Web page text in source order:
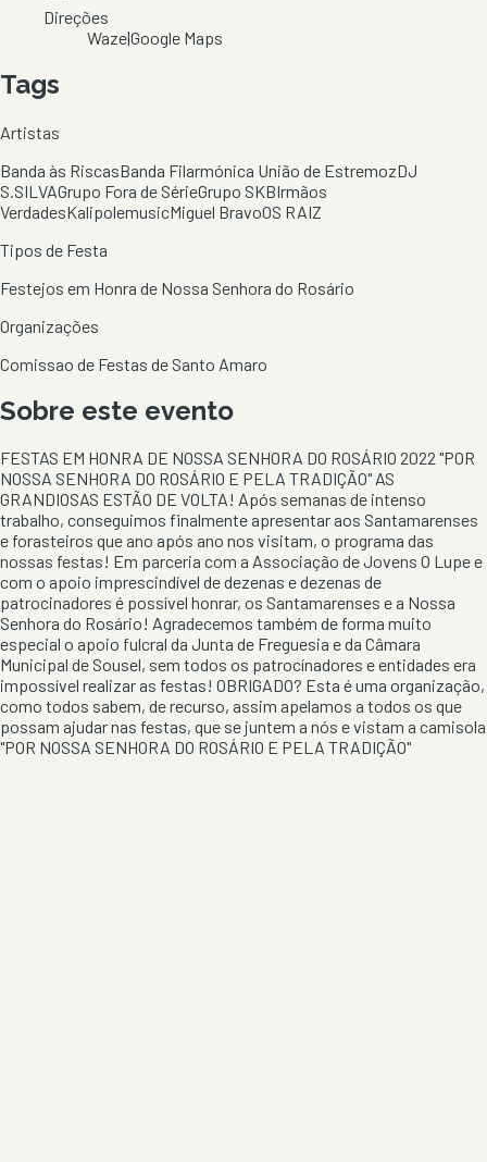
Direções
Waze|Google Maps
Tags
Artistas
Banda às RiscasBanda Filarmónica União de EstremozDJ
S.SILVAGrupo Fora de SérieGrupo SKBIrmãos
VerdadesKalipolemusicMiguel BravoOS RAIZ
Tipos de Festa
Festejos em Honra de Nossa Senhora do Rosário
Organizações
Comissao de Festas de Santo Amaro
Sobre este evento
FESTAS EM HONRA DE NOSSA SENHORA DO ROSÁRIO 2022 "POR
NOSSA SENHORA DO ROSÁRIO E PELA TRADIÇÃO" AS
GRANDIOSAS ESTÃO DE VOLTA! Após semanas de intenso
trabalho, conseguimos finalmente apresentar aos Santamarenses
e forasteiros que ano após ano nos visitam, o programa das
nossas festas! Em parceria com a Associação de Jovens O Lupe e
com o apoio imprescindível de dezenas e dezenas de
patrocinadores é possível honrar, os Santamarenses e a Nossa
Senhora do Rosário! Agradecemos também de forma muito
especial o apoio fulcral da Junta de Freguesia e da Câmara
Municipal de Sousel, sem todos os patrocínadores e entidades era
impossível realizar as festas! OBRIGADO? Esta é uma organização,
como todos sabem, de recurso, assim apelamos a todos os que
possam ajudar nas festas, que se juntem a nós e vistam a camisola
"POR NOSSA SENHORA DO ROSÁRIO E PELA TRADIÇÃO"